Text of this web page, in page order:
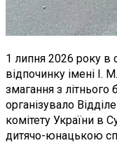
1 липня 2026 року в
відпочинку імені І.
змагання з літнього
організувало
комітету України в
дитячо-юнацькою